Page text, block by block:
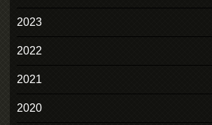
2023
2022
2021
2020